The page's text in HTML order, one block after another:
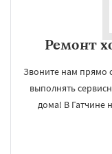
Ремонт
Звоните нам прямо
выполнять
дома! В Гатчине